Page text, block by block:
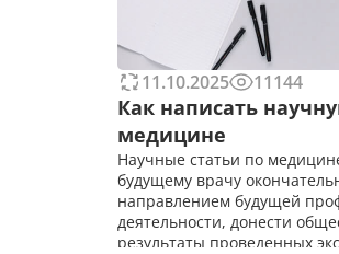
11.10.2025
11144
Как написать
медицине
Научные статьи по
будущему врачу
направлением будущей
деятельности, донести
результаты проведенных